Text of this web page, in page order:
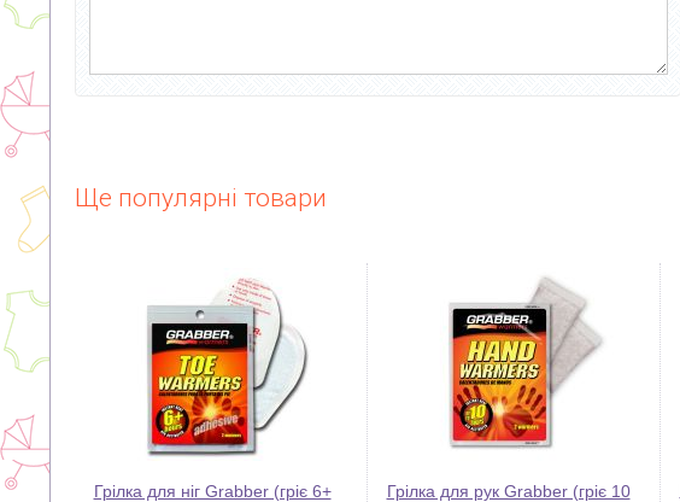
Ще популярні товари
Грілка для ніг Grabber (гріє 6+
Грілка для рук Grabber (гріє 10